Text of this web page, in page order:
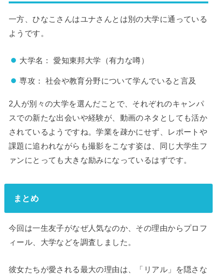
一方、ひなこさんはユナさんとは別の大学に通っている
ようです。
大学名： 愛知東邦大学（有力な噂）
専攻： 社会や教育分野について学んでいると言及
2人が別々の大学を選んだことで、それぞれのキャンパ
スでの新たな出会いや経験が、動画のネタとしても活か
されているようですね。学業を疎かにせず、レポートや
課題に追われながらも撮影をこなす姿は、同じ大学生フ
ァンにとっても大きな励みになっているはずです。
まとめ
今回は一生友子がなぜ人気なのか、その理由からプロフ
ィール、大学などを調査しました。
彼女たちが愛される最大の理由は、「リアル」を隠さな